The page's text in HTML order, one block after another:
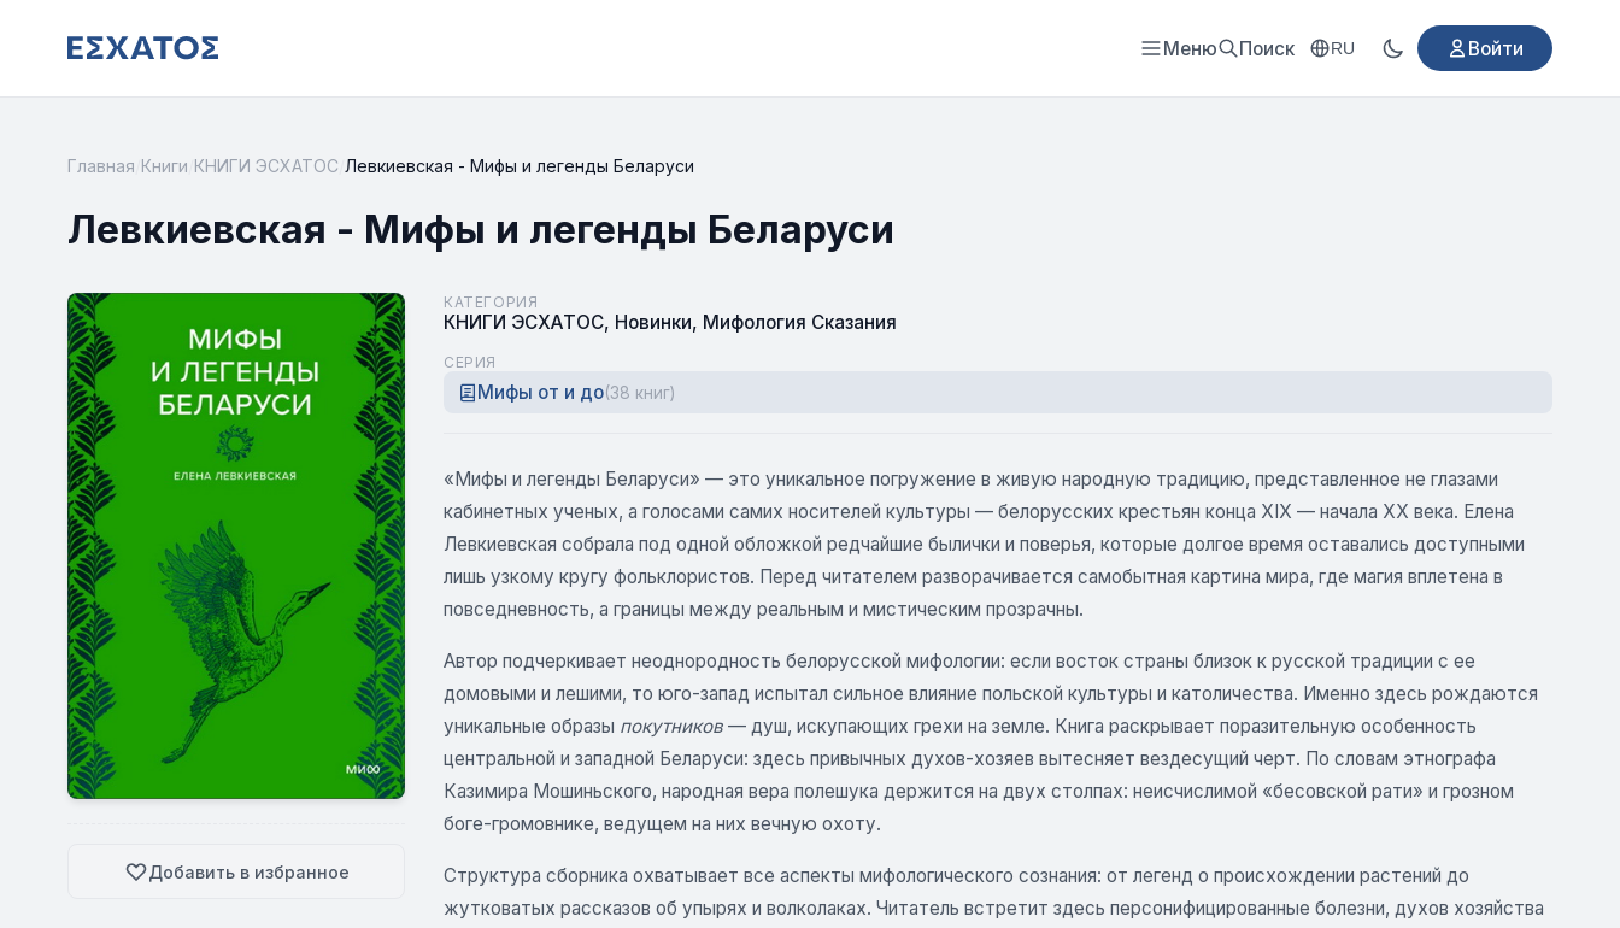
Меню Поиск RU Войти
Главная Книги КНИГИ ЭСХАТОС Левкиевская - Мифы и легенды Беларуси
Левкиевская - Мифы и легенды Беларуси
Добавить в избранное
КАТЕГОРИЯ
КНИГИ ЭСХАТОС, Новинки, Мифология Сказания
СЕРИЯ
Мифы от и до(38 книг)
«Мифы и легенды Беларуси» — это уникальное погружение в живую народную традицию, представленное не глазами
кабинетных ученых, а голосами самих носителей культуры — белорусских крестьян конца XIX — начала XX века. Елена
Левкиевская собрала под одной обложкой редчайшие былички и поверья, которые долгое время оставались доступными
лишь узкому кругу фольклористов. Перед читателем разворачивается самобытная картина мира, где магия вплетена в
повседневность, а границы между реальным и мистическим прозрачны.
Автор подчеркивает неоднородность белорусской мифологии: если восток страны близок к русской традиции с ее
домовыми и лешими, то юго-запад испытал сильное влияние польской культуры и католичества. Именно здесь рождаются
уникальные образы покутников — душ, искупающих грехи на земле. Книга раскрывает поразительную особенность
центральной и западной Беларуси: здесь привычных духов-хозяев вытесняет вездесущий черт. По словам этнографа
Казимира Мошиньского, народная вера полешука держится на двух столпах: неисчислимой «бесовской рати» и грозном
боге-громовнике, ведущем на них вечную охоту.
Структура сборника охватывает все аспекты мифологического сознания: от легенд о происхождении растений до
жутковатых рассказов об упырях и волколаках. Читатель встретит здесь персонифицированные болезни, духов хозяйства